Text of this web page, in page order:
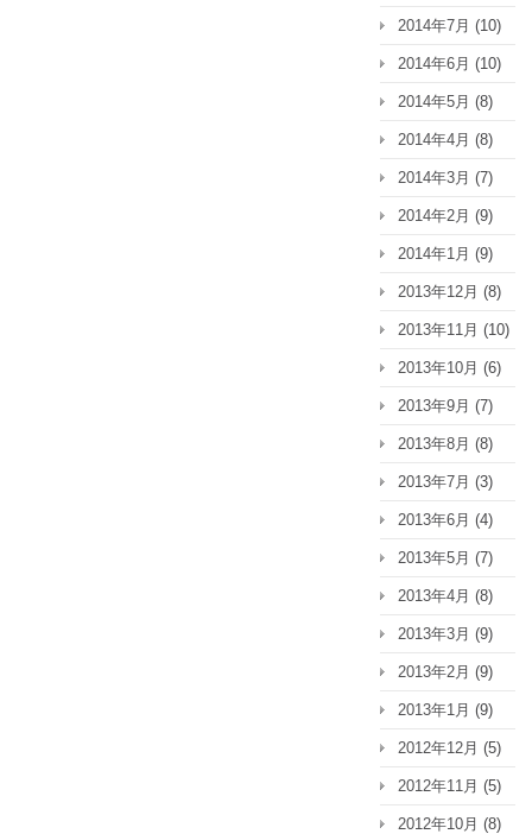
2014年7月 (10)
2014年6月 (10)
2014年5月 (8)
2014年4月 (8)
2014年3月 (7)
2014年2月 (9)
2014年1月 (9)
2013年12月 (8)
2013年11月 (10)
2013年10月 (6)
2013年9月 (7)
2013年8月 (8)
2013年7月 (3)
2013年6月 (4)
2013年5月 (7)
2013年4月 (8)
2013年3月 (9)
2013年2月 (9)
2013年1月 (9)
2012年12月 (5)
2012年11月 (5)
2012年10月 (8)